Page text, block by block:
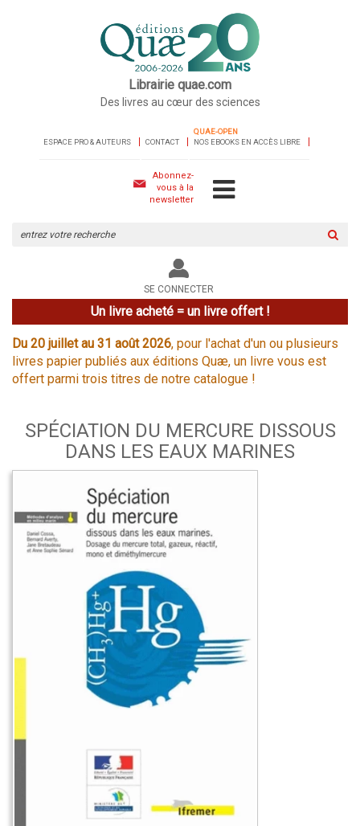
Librairie quae.com
Des livres au cœur des sciences
ESPACE PRO & AUTEURS CONTACT
QUAE-OPEN
NOS EBOOKS EN ACCÈS LIBRE
Abonnez-
vous à la
newsletter
le
site
SE CONNECTER
Un livre acheté = un livre offert !
Du 20 juillet au 31 août 2026, pour l'achat d'un ou plusieurs
livres papier publiés aux éditions Quæ, un livre vous est
offert parmi trois titres de notre catalogue !
SPÉCIATION DU MERCURE DISSOUS
DANS LES EAUX MARINES